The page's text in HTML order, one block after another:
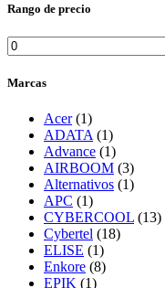
Rango de precio
Precio
mínimo
Marcas
Acer (1)
ADATA (1)
Advance (1)
AIRBOOM (3)
Alternativos (1)
APC (1)
CYBERCOOL (13)
Cybertel (18)
ELISE (1)
Enkore (8)
EPIK (1)